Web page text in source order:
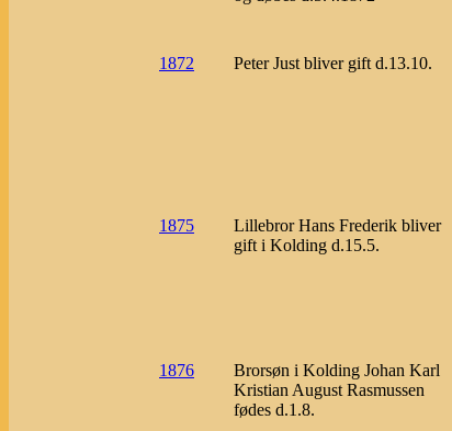
1872
Peter Just bliver gift d.13.10.
1875
Lillebror Hans Frederik bliver
gift i Kolding d.15.5.
1876
Brorsøn i Kolding Johan Karl
Kristian August Rasmussen
fødes d.1.8.